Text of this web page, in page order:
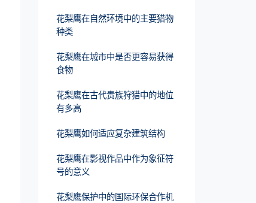
花梨鹰在自然环境中的主要猎物
种类
花梨鹰在城市中是否更容易获得
食物
花梨鹰在古代贵族狩猎中的地位
有多高
花梨鹰如何适应复杂建筑结构
花梨鹰在影视作品中作为象征符
号的意义
花梨鹰保护中的国际环保合作机